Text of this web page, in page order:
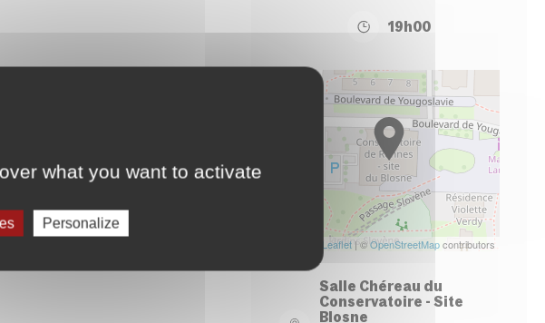
19h00
Leaflet| ©OpenStreetMapcontributors
Salle Chéreau du
Conservatoire - Site
Blosne
what you want to activate
Personalize